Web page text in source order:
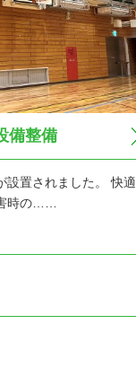
備整備
設置されました。 快適
時の……